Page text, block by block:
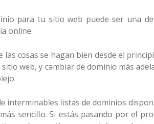
para tu sitio web puede ser una
online.
las cosas se hagan bien desde el
web, y cambiar de dominio más
interminables listas de dominios
sencillo. Si estás pasando por el